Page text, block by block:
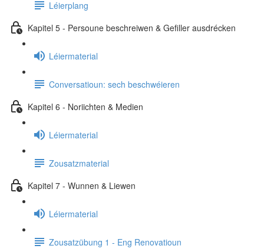
Léierplang
Kapitel 5 - Persoune beschreiwen & Gefiller ausdrécken
Léiermaterial
Conversatioun: sech beschwéieren
Kapitel 6 - Noriichten & Medien
Léiermaterial
Zousatzmaterial
Kapitel 7 - Wunnen & Liewen
Léiermaterial
Zousatzübung 1 - Eng Renovatioun